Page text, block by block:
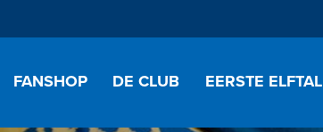
FANSHOP DE CLUB EERSTE ELFTAL